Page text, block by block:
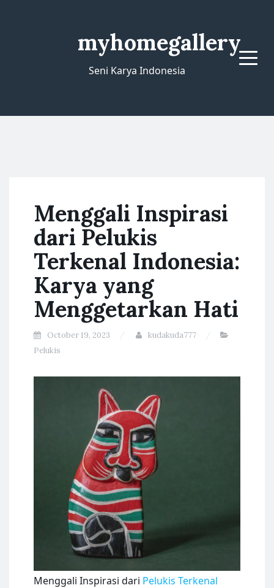
myhomegallery
Seni Karya Indonesia
Menu
Menggali Inspirasi
dari Pelukis
Terkenal Indonesia:
Karya yang
Menggetarkan Hati
October 19, 2023
kudakuda777
Pelukis
Menggali Inspirasi dari Pelukis Terkenal